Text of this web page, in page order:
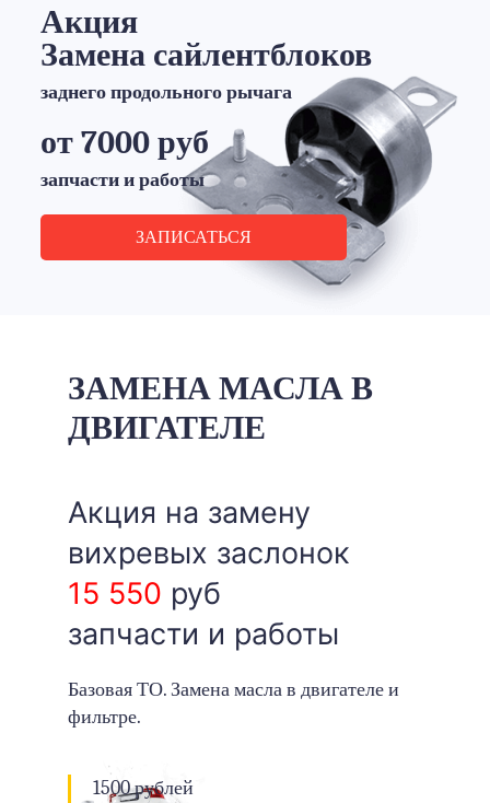
Акция
Замена сайлентблоков
заднего продольного рычага
от 7000 руб
запчасти и работы
ЗАПИСАТЬСЯ
ЗАМЕНА МАСЛА В
ДВИГАТЕЛЕ
Акция на замену
вихревых заслонок
15 550 руб
запчасти и работы
Базовая ТО. Замена масла в двигателе и
фильтре.
1500 рублей